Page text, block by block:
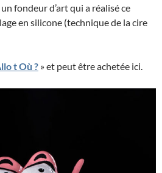
fondeur d’art qui a réalisé ce
en silicone (technique de la cire
t Où ? » et peut être achetée ici.